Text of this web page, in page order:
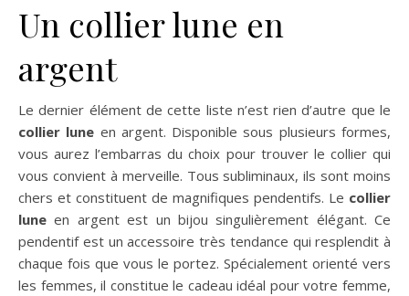
Un collier lune en
argent
Le dernier élément de cette liste n’est rien d’autre que le
collier lune en argent. Disponible sous plusieurs formes,
vous aurez l’embarras du choix pour trouver le collier qui
vous convient à merveille. Tous subliminaux, ils sont moins
chers et constituent de magnifiques pendentifs. Le collier
lune en argent est un bijou singulièrement élégant. Ce
pendentif est un accessoire très tendance qui resplendit à
chaque fois que vous le portez. Spécialement orienté vers
les femmes, il constitue le cadeau idéal pour votre femme,